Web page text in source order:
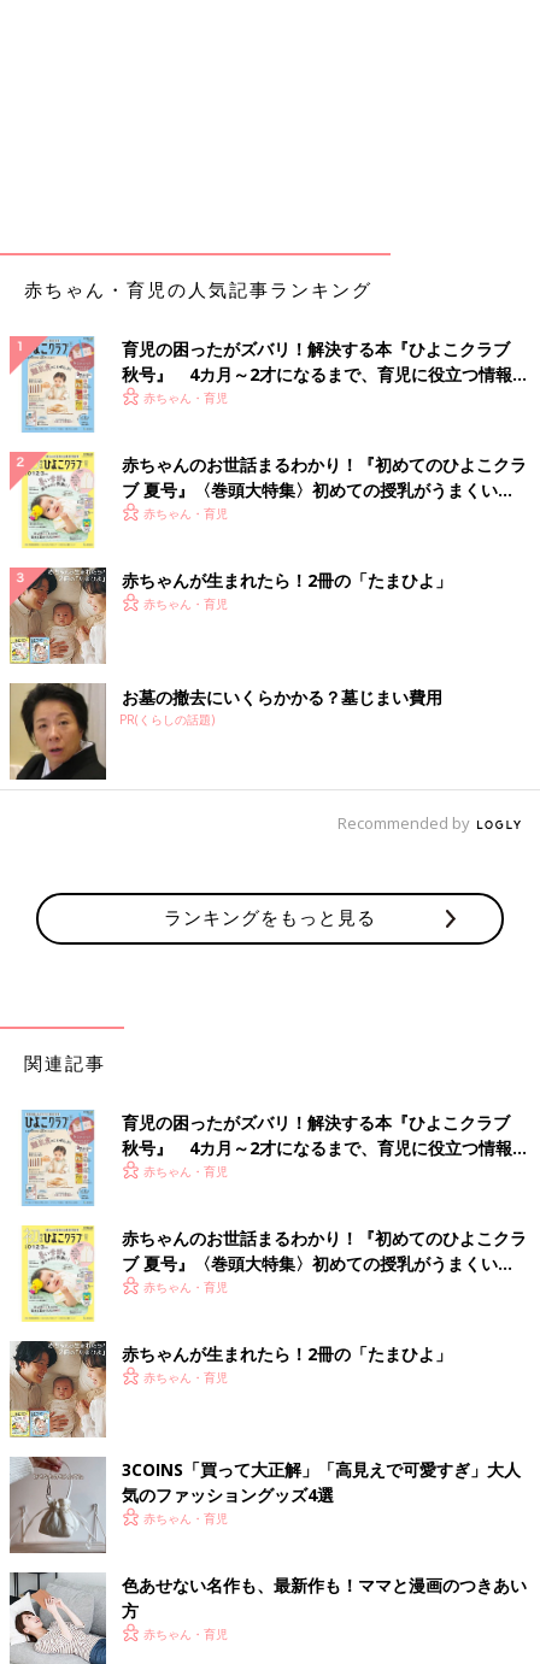
赤ちゃん・育児の人気記事ランキング
育児の困ったがズバリ！解決する本『ひよこクラブ
秋号』 4カ月～2才になるまで、育児に役立つ情報が
いっぱい！
赤ちゃん・育児
赤ちゃんのお世話まるわかり！『初めてのひよこクラ
ブ 夏号』〈巻頭大特集〉初めての授乳がうまくい
く！ おっぱい・ミルクの基本と夏のトラブル 解決テ
赤ちゃん・育児
赤ちゃんが生まれたら！2冊の「たまひよ」
赤ちゃん・育児
お墓の撤去にいくらかかる？墓じまい費用
PR(くらしの話題)
Recommended by
ランキングをもっと見る
関連記事
育児の困ったがズバリ！解決する本『ひよこクラブ
秋号』 4カ月～2才になるまで、育児に役立つ情報が
いっぱい！
赤ちゃん・育児
赤ちゃんのお世話まるわかり！『初めてのひよこクラ
ブ 夏号』〈巻頭大特集〉初めての授乳がうまくい
く！ おっぱい・ミルクの基本と夏のトラブル 解決テ
赤ちゃん・育児
赤ちゃんが生まれたら！2冊の「たまひよ」
赤ちゃん・育児
3COINS「買って大正解」「高見えで可愛すぎ」大人
気のファッショングッズ4選
赤ちゃん・育児
色あせない名作も、最新作も！ママと漫画のつきあい
方
赤ちゃん・育児